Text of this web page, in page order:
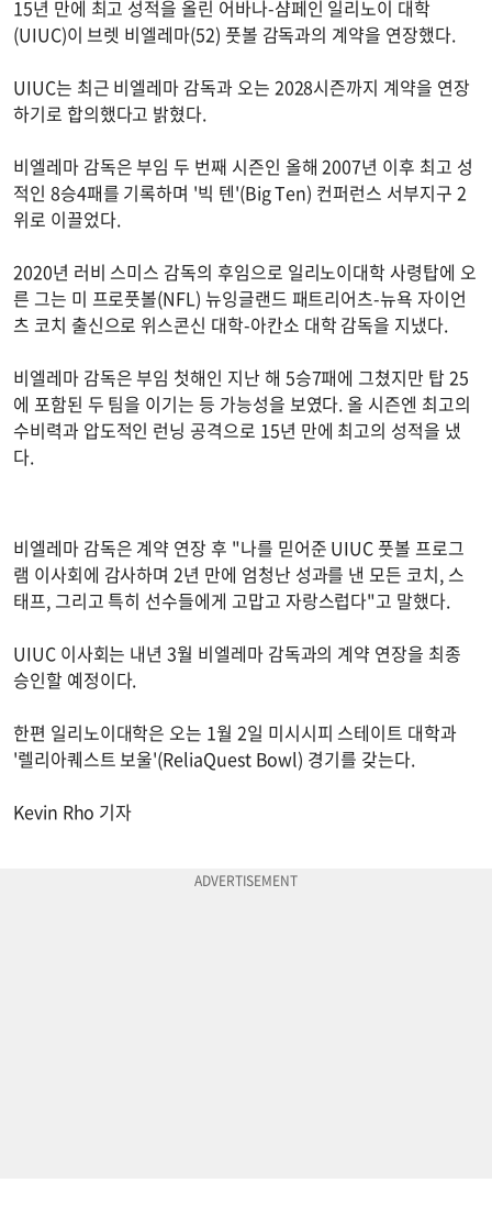
15년 만에 최고 성적을 올린 어바나-샴페인 일리노이 대학
(UIUC)이 브렛 비엘레마(52) 풋볼 감독과의 계약을 연장했다.
UIUC는 최근 비엘레마 감독과 오는 2028시즌까지 계약을 연장
하기로 합의했다고 밝혔다.
비엘레마 감독은 부임 두 번째 시즌인 올해 2007년 이후 최고 성
적인 8승4패를 기록하며 '빅 텐'(Big Ten) 컨퍼런스 서부지구 2
위로 이끌었다.
2020년 러비 스미스 감독의 후임으로 일리노이대학 사령탑에 오
른 그는 미 프로풋볼(NFL) 뉴잉글랜드 패트리어츠-뉴욕 자이언
츠 코치 출신으로 위스콘신 대학-아칸소 대학 감독을 지냈다.
비엘레마 감독은 부임 첫해인 지난 해 5승7패에 그쳤지만 탑 25
에 포함된 두 팀을 이기는 등 가능성을 보였다. 올 시즌엔 최고의
수비력과 압도적인 런닝 공격으로 15년 만에 최고의 성적을 냈
다.
비엘레마 감독은 계약 연장 후 "나를 믿어준 UIUC 풋볼 프로그
램 이사회에 감사하며 2년 만에 엄청난 성과를 낸 모든 코치, 스
태프, 그리고 특히 선수들에게 고맙고 자랑스럽다"고 말했다.
UIUC 이사회는 내년 3월 비엘레마 감독과의 계약 연장을 최종
승인할 예정이다.
한편 일리노이대학은 오는 1월 2일 미시시피 스테이트 대학과
'렐리아퀘스트 보울'(ReliaQuest Bowl) 경기를 갖는다.
Kevin Rho 기자